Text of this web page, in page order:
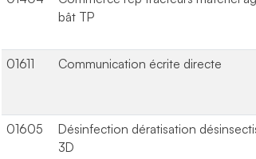
bât TP
01611
Communication écrite directe
01605
Désinfection dératisation
3D